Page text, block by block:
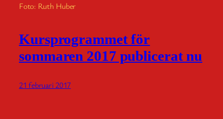
Foto: Ruth Huber
Kursprogrammet för
sommaren 2017 publicerat nu
21 februari 2017